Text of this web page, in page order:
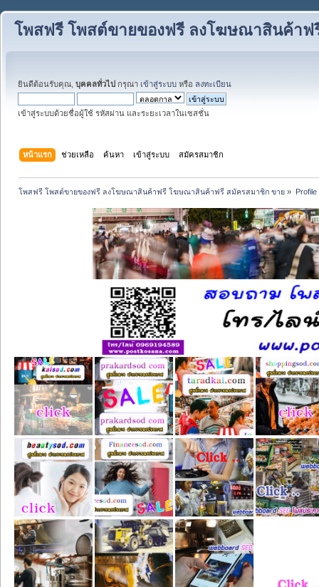
โพสฟรี โพสต์ขายของฟรี ลงโฆษณาสินค้า
ยินดีต้อนรับคุณ, บุคคลทั่วไป กรุณา เข้าสู่ระบบ หรือ ลงทะเบียน
เข้าสู่ระบบด้วยชื่อผู้ใช้ รหัสผ่าน และระยะเวลาในเซสชั่น
หน้าแรก ช่วยเหลือ ค้นหา เข้าสู่ระบบ สมัครสมาชิก
โพสฟรี โพสต์ขายของฟรี ลงโฆษณาสินค้าฟรี โฆษณาสินค้าฟรี สมัครสมาชิก ขาย »